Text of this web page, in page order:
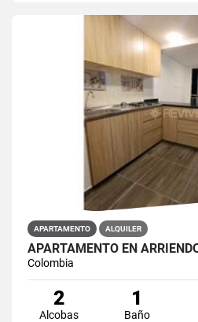
APARTAMENTO ALQUILER
Colombia
2
Alcobas
1
Baño